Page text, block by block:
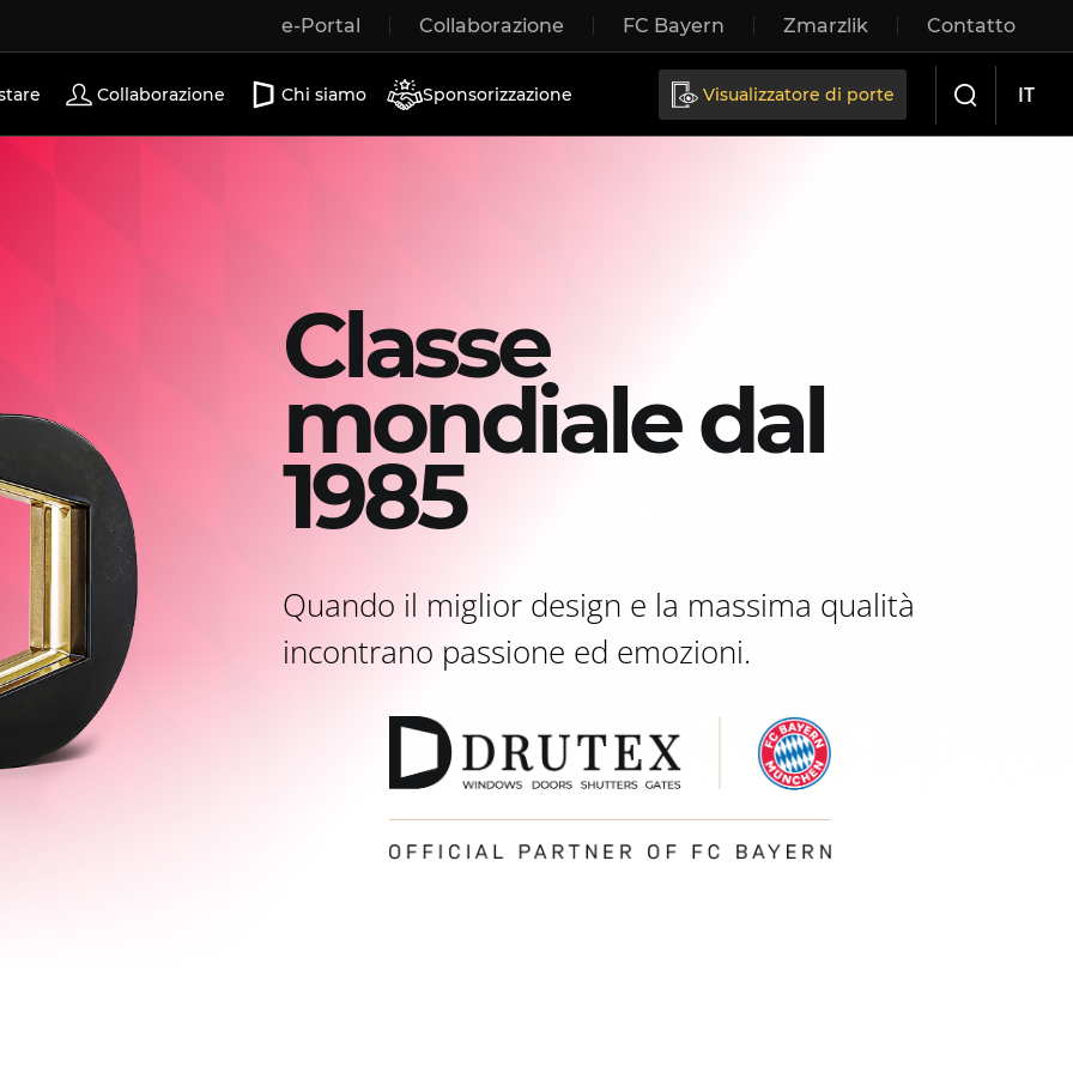
e-Portal Collaborazione FC Bayern Zmarzlik Contatto
Porte scorrevoli
Collaborazione Chi siamo Sponsorizzazione Visualizzatore di porte IT
Classe
mondiale dal
1985
Quando il miglior design e la massima qualità
incontrano passione ed emozioni.